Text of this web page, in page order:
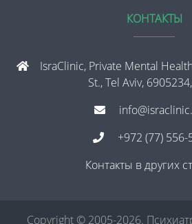
КОНТАКТЫ
IsraClinic, Private Mental
St., Tel Aviv,
+972 (77) 556-
Контакты в других
Copyright © 2005-2026.